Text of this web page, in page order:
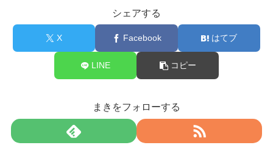
シェアする
X Facebook はてブ
LINE コピー
まきをフォローする